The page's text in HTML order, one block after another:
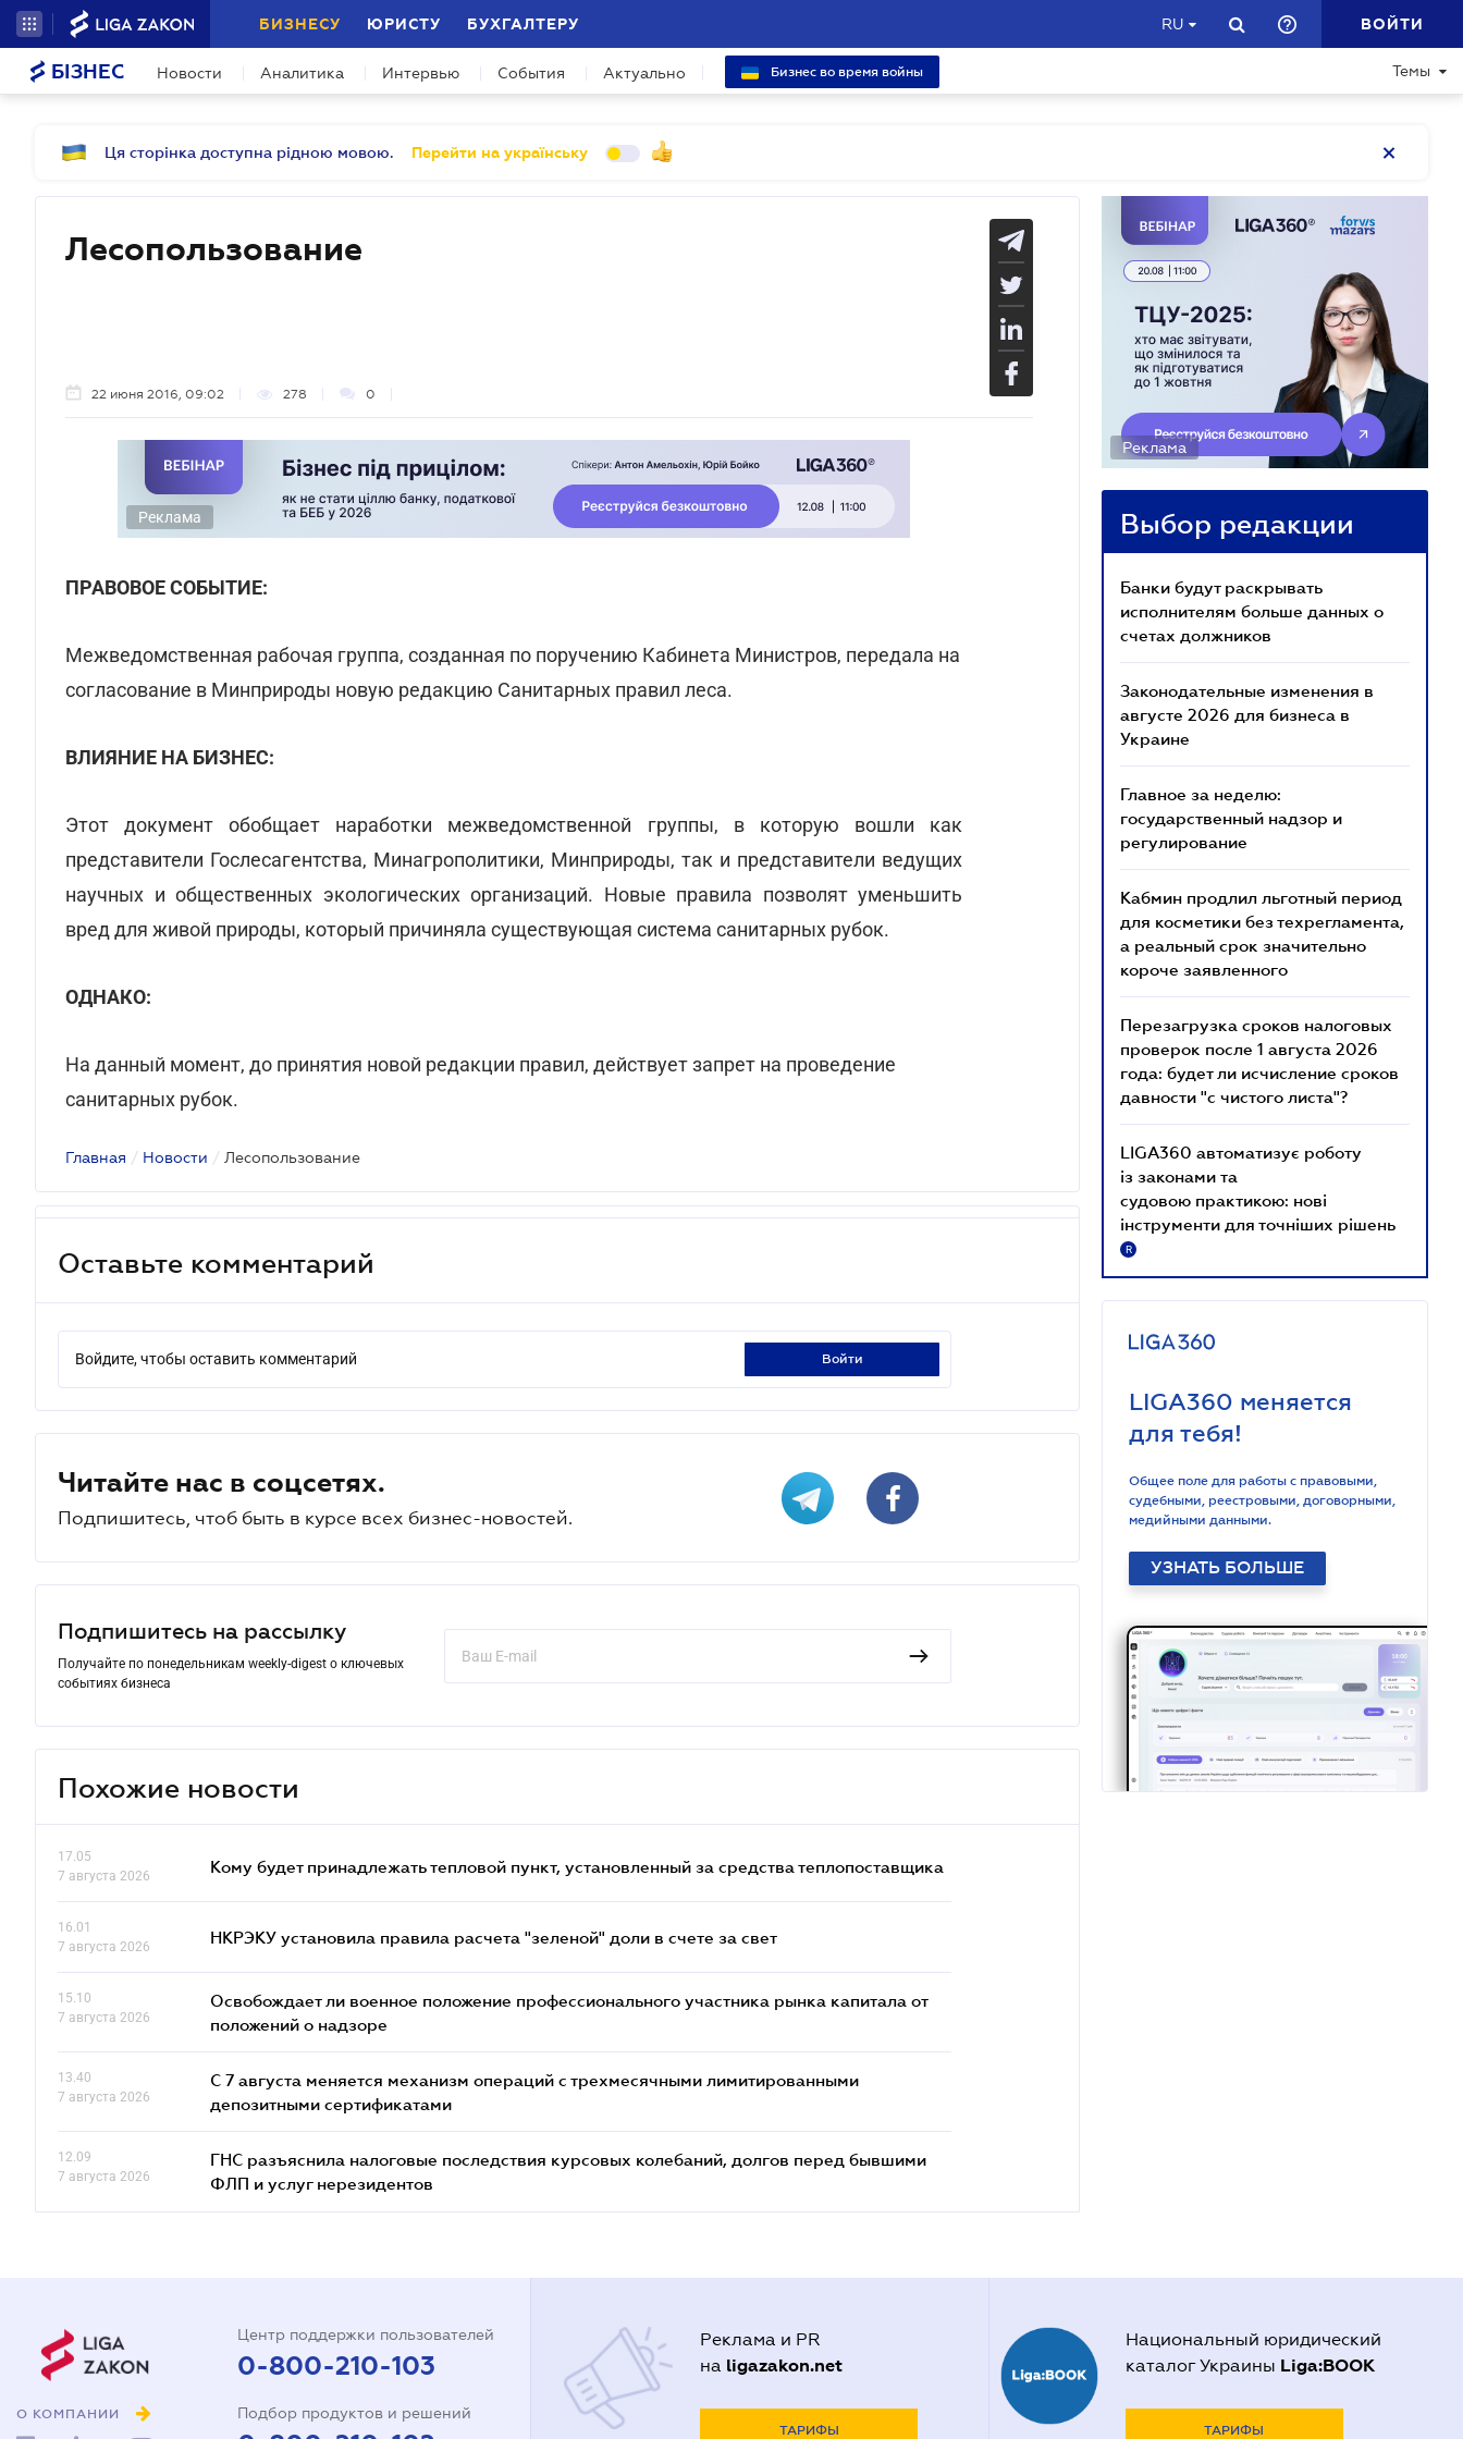
БИЗНЕСУ ЮРИСТУ БУХГАЛТЕРУ RU ВОЙТИ
БІЗНЕС Новости Аналитика Интервью События Актуально Бизнес во время войны Темы
Ця сторінка доступна рідною мовою. Перейти на українську
Лесопользование
22 июня 2016, 09:02 278 0
Реклама
ПРАВОВОЕ СОБЫТИЕ:
Межведомственная рабочая группа, созданная по поручению Кабинета Министров, передала на
согласование в Минприроды новую редакцию Санитарных правил леса.
ВЛИЯНИЕ НА БИЗНЕС:
Этот документ обобщает наработки межведомственной группы, в которую вошли как
представители Гослесагентства, Минагрополитики, Минприроды, так и представители ведущих
научных и общественных экологических организаций. Новые правила позволят уменьшить
вред для живой природы, который причиняла существующая система санитарных рубок.
ОДНАКО:
На данный момент, до принятия новой редакции правил, действует запрет на проведение
санитарных рубок.
Главная / Новости / Лесопользование
Оставьте комментарий
Войдите, чтобы оставить комментарий войти
Читайте нас в соцсетях.
Подпишитесь, чтоб быть в курсе всех бизнес-новостей.
Подпишитесь на рассылку
Получайте по понедельникам weekly-digest о ключевых
событиях бизнеса
Похожие новости
17.05
7 августа 2026
Кому будет принадлежать тепловой пункт, установленный за средства теплопоставщика
16.01
7 августа 2026
НКРЭКУ установила правила расчета "зеленой" доли в счете за свет
15.10
7 августа 2026
Освобождает ли военное положение профессионального участника рынка капитала от
положений о надзоре
13.40
7 августа 2026
С 7 августа меняется механизм операций с трехмесячными лимитированными
депозитными сертификатами
12.09
7 августа 2026
ГНС разъяснила налоговые последствия курсовых колебаний, долгов перед бывшими
ФЛП и услуг нерезидентов
Реклама
Выбор редакции
Банки будут раскрывать
исполнителям больше данных о
счетах должников
Законодательные изменения в
августе 2026 для бизнеса в
Украине
Главное за неделю:
государственный надзор и
регулирование
Кабмин продлил льготный период
для косметики без техрегламента,
а реальный срок значительно
короче заявленного
Перезагрузка сроков налоговых
проверок после 1 августа 2026
года: будет ли исчисление сроков
давности "с чистого листа"?
LIGA360 автоматизує роботу
із законами та
судовою практикою: нові
інструменти для точніших рішень
R
LIGA360 меняется
для тебя!
Общее поле для работы с правовыми,
судебными, реестровыми, договорными,
медийными данными.
УЗНАТЬ БОЛЬШЕ
О КОМПАНИИ
Центр поддержки пользователей
0-800-210-103
Подбор продуктов и решений
Реклама и PR
на ligazakon.net
ТАРИФЫ
Национальный юридический
каталог Украины Liga:BOOK
ТАРИФЫ